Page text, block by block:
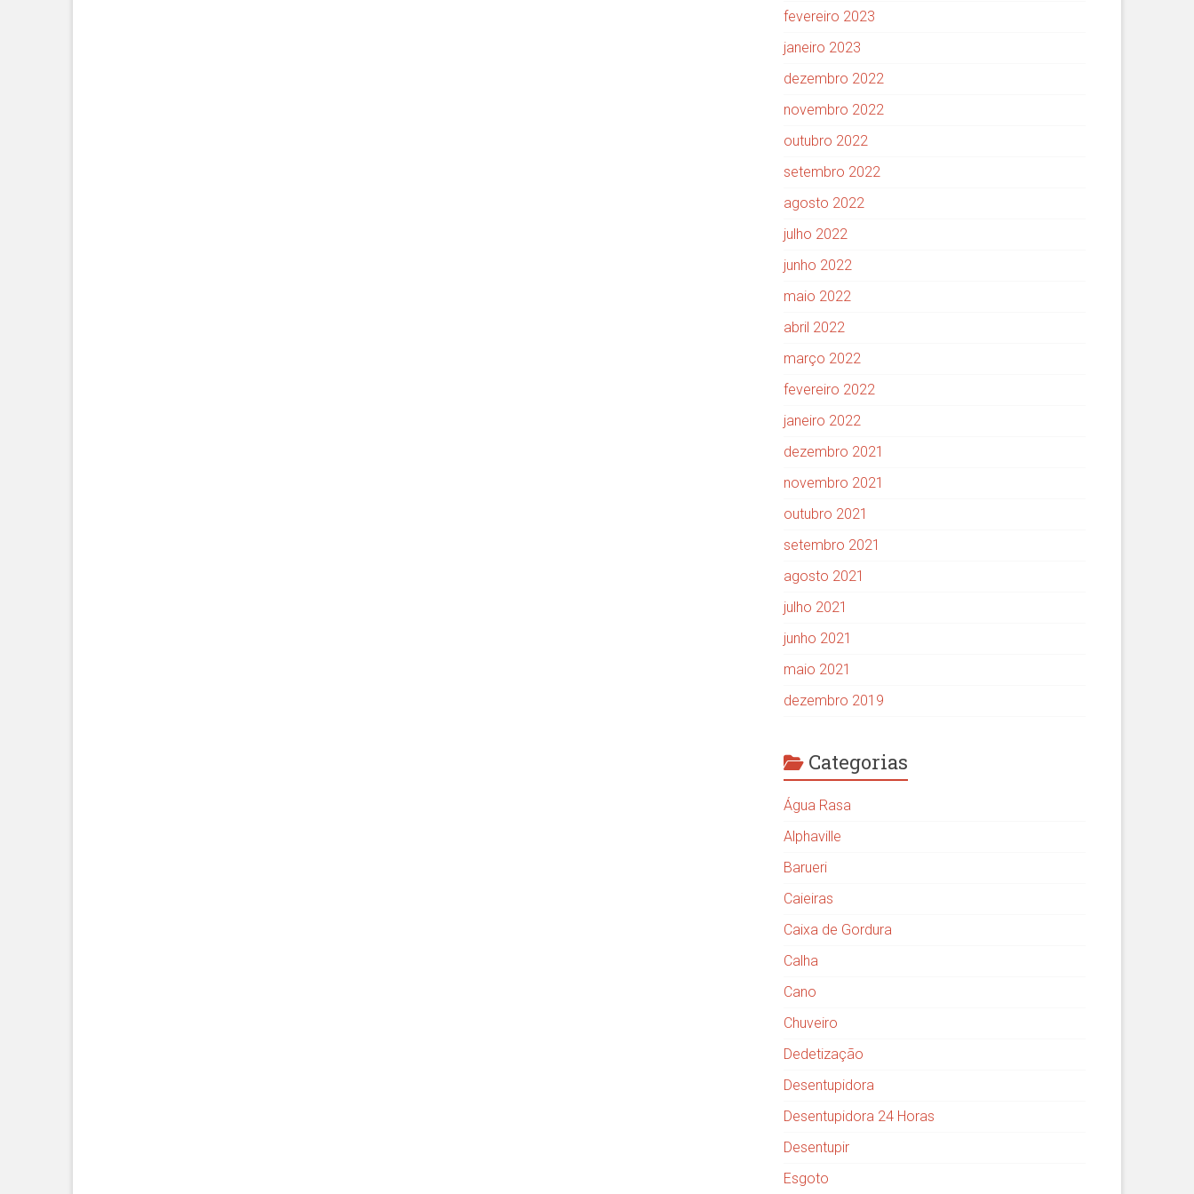
fevereiro 2023
janeiro 2023
dezembro 2022
novembro 2022
outubro 2022
setembro 2022
agosto 2022
julho 2022
junho 2022
maio 2022
abril 2022
março 2022
fevereiro 2022
janeiro 2022
dezembro 2021
novembro 2021
outubro 2021
setembro 2021
agosto 2021
julho 2021
junho 2021
maio 2021
dezembro 2019
Categorias
Água Rasa
Alphaville
Barueri
Caieiras
Caixa de Gordura
Calha
Cano
Chuveiro
Dedetização
Desentupidora
Desentupidora 24 Horas
Desentupir
Esgoto